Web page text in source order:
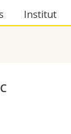
Institut